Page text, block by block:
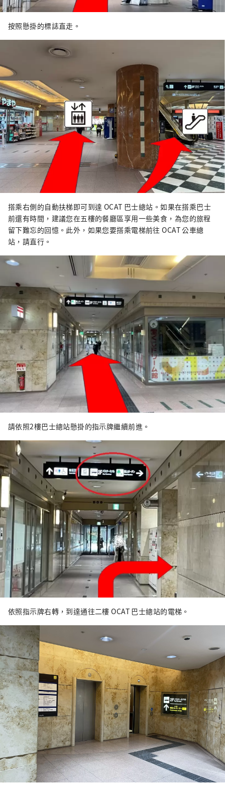
按照懸掛的標誌直走。
搭乘右側的自動扶梯即可到達 OCAT 巴士總站。如果在搭乘巴士
前還有時間，建議您在五樓的餐廳區享用一些美食，為您的旅程
留下難忘的回憶。此外，如果您要搭乘電梯前往 OCAT 公車總
站，請直行。
請依照2樓巴士總站懸掛的指示牌繼續前進。
依照指示牌右轉，到達通往二樓 OCAT 巴士總站的電梯。